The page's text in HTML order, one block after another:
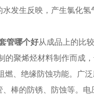
发生反映，产生氯化
管哪个好从成品上的比较
的聚烯烃材料制作而成
燃、绝缘防蚀功能。广
棒的防锈、防蚀等。